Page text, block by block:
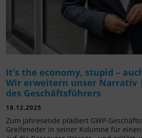
It’s the economy, stupid –
Wir erweitern unser Narrativ
des Geschäftsführers
18.12.2025
Zum Jahresende plädiert GWP-
Greifeneder in seiner Kolumne für